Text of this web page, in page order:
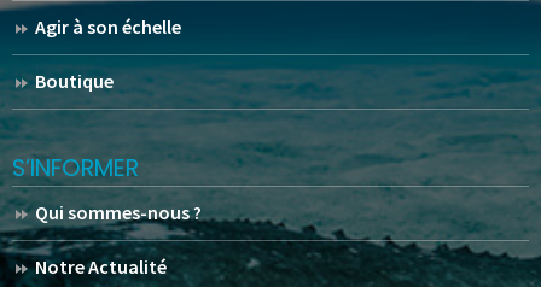
Agir à son échelle
Boutique
S’INFORMER
Qui sommes-nous ?
Notre Actualité